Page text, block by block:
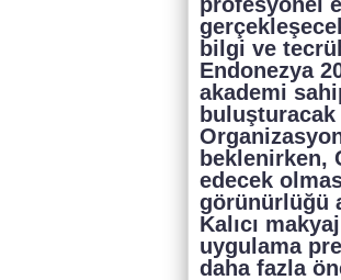
bilgi ve
Endonezya
akademi
beklenirken,
edecek
görünürlüğü
Kalıcı
uygulama
daha fazla